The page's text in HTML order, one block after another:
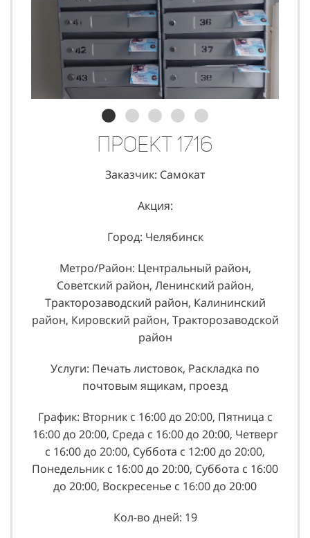
Проект 1716
Заказчик: Самокат
Акция:
Город: Челябинск
Метро/Район: Центральный район,
Советский район, Ленинский район,
Тракторозаводский район, Калининский
район, Кировский район, Тракторозаводской
район
Услуги: Печать листовок, Раскладка по
почтовым ящикам, проезд
График: Вторник с 16:00 до 20:00, Пятница с
16:00 до 20:00, Среда с 16:00 до 20:00, Четверг
с 16:00 до 20:00, Суббота с 12:00 до 20:00,
Понедельник с 16:00 до 20:00, Суббота с 16:00
до 20:00, Воскресенье с 16:00 до 20:00
Кол-во дней: 19